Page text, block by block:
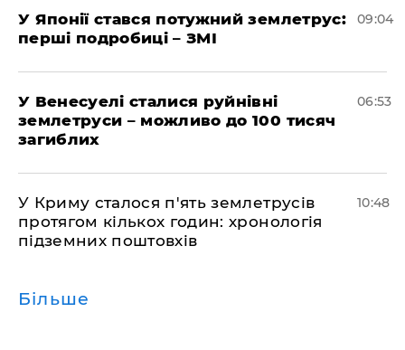
У Японії стався потужний землетрус:
перші подробиці – ЗМІ
09:04
У Венесуелі сталися руйнівні
землетруси – можливо до 100 тисяч
загиблих
06:53
У Криму сталося п'ять землетрусів
протягом кількох годин: хронологія
підземних поштовхів
10:48
Більше